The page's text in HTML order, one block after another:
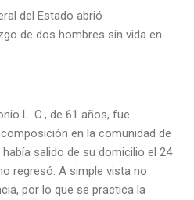
del Estado abrió
de dos hombres sin vida en
L. C., de 61 años, fue
en la comunidad de
salido de su domicilio el 24
regresó. A simple vista no
por lo que se practica la